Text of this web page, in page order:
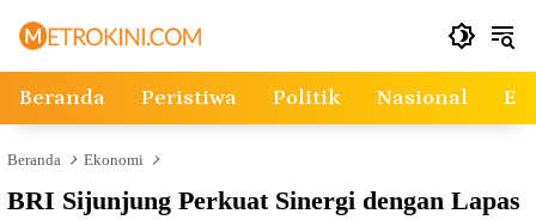
Beranda Peristiwa Politik Nasional
Beranda Ekonomi
BRI Sijunjung Perkuat Sinergi dengan Lapas